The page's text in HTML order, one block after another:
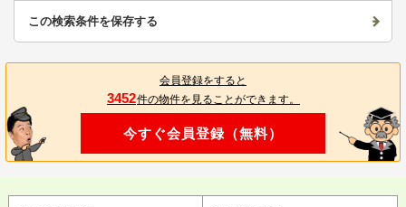
この検索条件を保存する
会員登録をすると
3452件の物件を見ることができます。
今すぐ会員登録（無料）